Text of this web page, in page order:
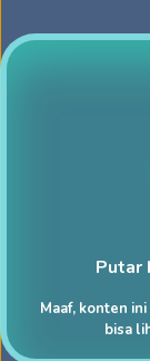
Putar
Maaf, konten
bisa